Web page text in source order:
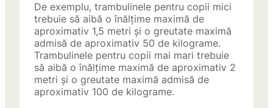
De exemplu, trambulinele pentru copii mici
trebuie să aibă o înălțime maximă de
aproximativ 1,5 metri și o greutate maximă
admisă de aproximativ 50 de kilograme.
Trambulinele pentru copii mai mari trebuie
să aibă o înălțime maximă de aproximativ 2
metri și o greutate maximă admisă de
aproximativ 100 de kilograme.